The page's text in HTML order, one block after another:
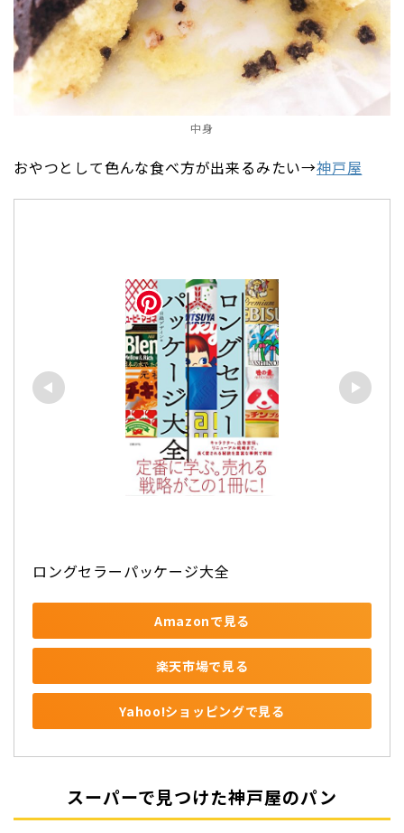
中身
おやつとして色んな食べ方が出来るみたい→神戸屋
ロングセラーパッケージ大全
Amazonで見る
楽天市場で見る
Yahoo!ショッピングで見る
スーパーで見つけた神戸屋のパン